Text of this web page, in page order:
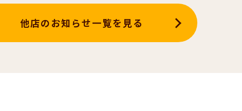
他店のお知らせ一覧を見る